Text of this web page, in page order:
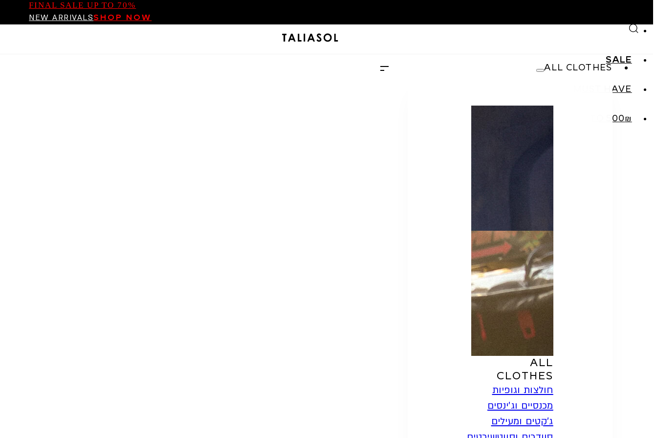
FINAL SALE UP TO 70%
NEW ARRIVALSSHOP NOW
SALE
MUST HAVE
₪UP TO 500
ALL CLOTHES
SHOP
ALL
CLOTHES
חולצות וגופיות
מכנסיים וג'ינסים
ג'קטים ומעילים